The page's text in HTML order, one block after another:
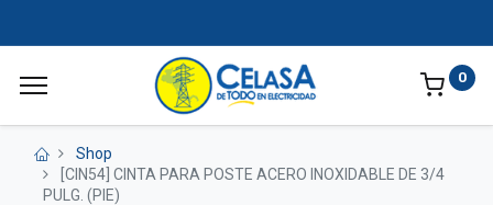
0
Shop
[CIN54] CINTA PARA POSTE ACERO INOXIDABLE DE 3/4
PULG. (PIE)